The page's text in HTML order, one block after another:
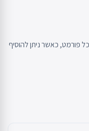
פורמט, כאשר ניתן להוסיף